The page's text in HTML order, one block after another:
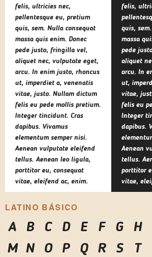
felis, ultricies nec,
pellentesque eu, pretium
quis, sem. Nulla consequat
massa quis enim. Donec
pede justo, fringilla vel,
aliquet nec, vulputate eget,
arcu. In enim justo, rhoncus
ut, imperdiet a, venenatis
vitae, justo. Nullam dictum
felis eu pede mollis pretium.
Integer tincidunt. Cras
dapibus. Vivamus
elementum semper nisi.
Aenean vulputate eleifend
tellus. Aenean leo ligula,
porttitor eu, consequat
vitae, eleifend ac, enim.
felis,
quis,
massa
pede
aliquet
arcu. In
ut,
vitae,
felis eu
Integer
dapibus.
Aenean
tellus.
porttitor
vitae,
LATINO BÁSICO
A B C D E F G H
M
N O P Q R S T